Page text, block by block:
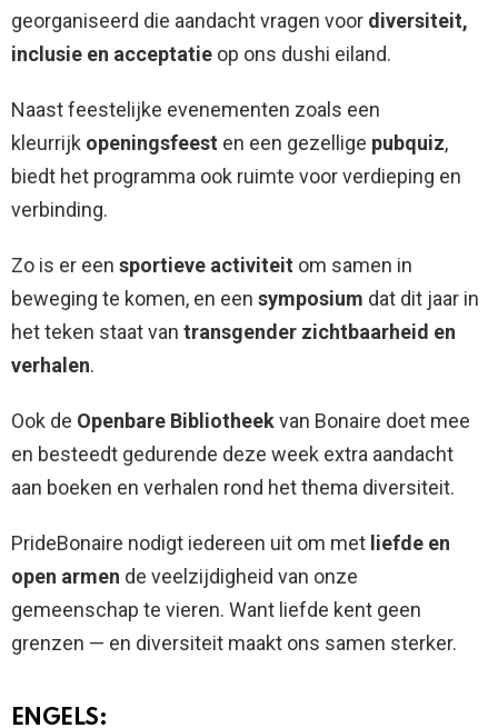
georganiseerd die aandacht vragen voor diversiteit,
inclusie en acceptatie op ons dushi eiland.
Naast feestelijke evenementen zoals een
kleurrijk openingsfeest en een gezellige pubquiz,
biedt het programma ook ruimte voor verdieping en
verbinding.
Zo is er een sportieve activiteit om samen in
beweging te komen, en een symposium dat dit jaar in
het teken staat van transgender zichtbaarheid en
verhalen.
Ook de Openbare Bibliotheekvan Bonaire doet mee
en besteedt gedurende deze week extra aandacht
aan boeken en verhalen rond het thema diversiteit.
PrideBonaire nodigt iedereen uit om met liefde en
open armen de veelzijdigheid van onze
gemeenschap te vieren. Want liefde kent geen
grenzen — en diversiteit maakt ons samen sterker.
ENGELS: